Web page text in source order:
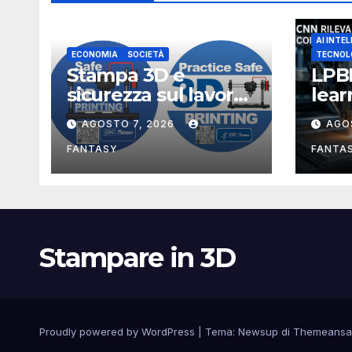
ECONOMIA SOCIETÀ
Stampa 3D e
sicurezza sul lavoro,
i rischi dell’additive
manufacturing
secondo NIOSH
AGOSTO 7, 2026
FANTASY
AI
di
Stampare in 3D
Proudly powered by WordPress Tema: Newsup di